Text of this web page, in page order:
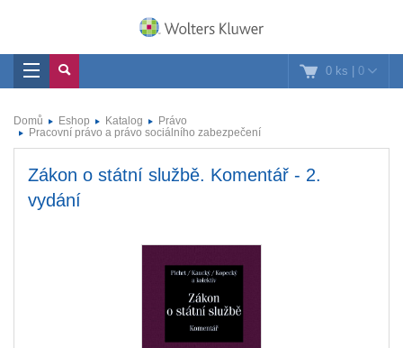
0 ks | 0
Domů Eshop Katalog
Právo
Pracovní právo a právo sociálního zabezpečení
Zákon o státní službě. Komentář - 2.
vydání